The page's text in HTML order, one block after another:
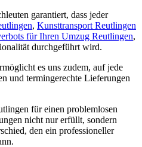
garantiert, dass jeder
, Kunsttransport Reutlingen
für Ihren Umzug Reutlingen,
durchgeführt wird.
es uns zudem, auf jede
und termingerechte Lieferungen
für einen problemlosen
nicht nur erfüllt, sondern
den ein professioneller